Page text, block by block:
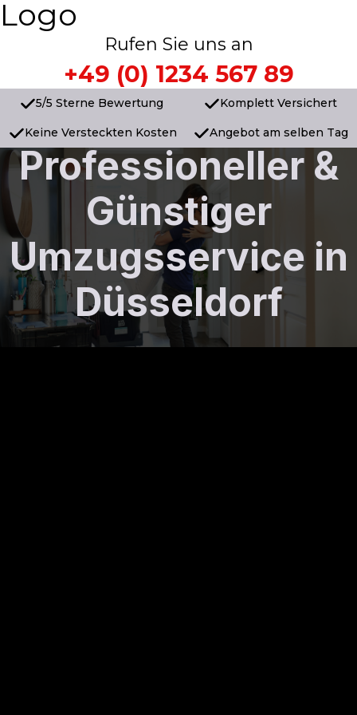
Logo
Rufen Sie uns an
+49 (0) 1234 567 89
5/5 Sterne Bewertung Komplett Versichert
Keine Versteckten Kosten Angebot am selben Tag
Professioneller &
Günstiger
Umzugsservice in
Düsseldorf